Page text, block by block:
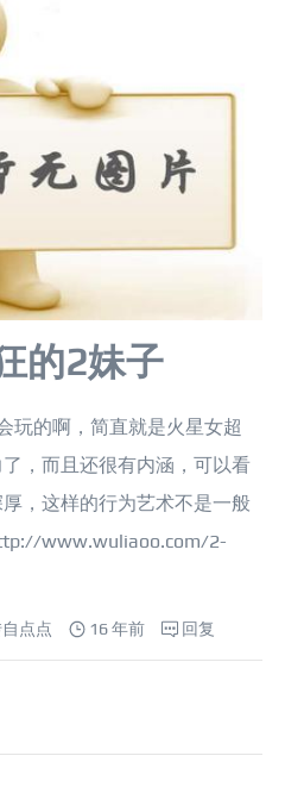
的2妹子
玩的啊，简直就是火星女超
，而且还很有内涵，可以看
，这样的行为艺术不是一般
www.wuliaoo.com/2-
点点 16 年前 回复